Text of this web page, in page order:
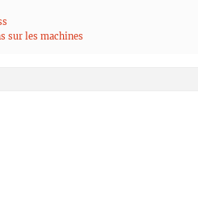
sur les machines